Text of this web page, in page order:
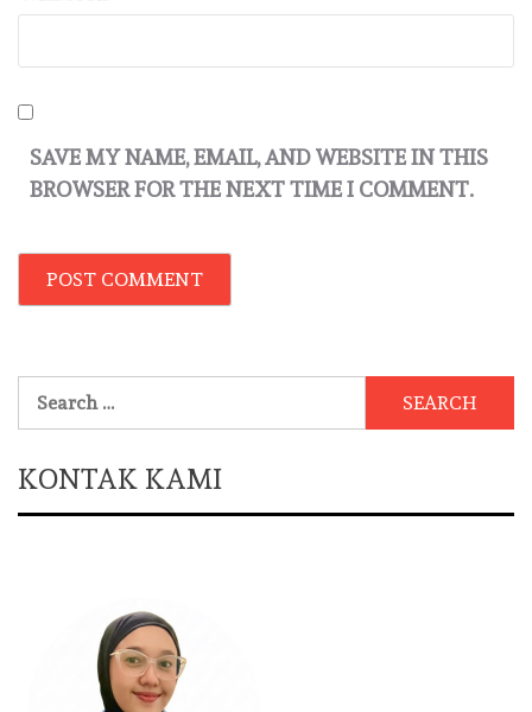
SAVE MY NAME, EMAIL, AND WEBSITE IN THIS
BROWSER FOR THE NEXT TIME I COMMENT.
KONTAK KAMI